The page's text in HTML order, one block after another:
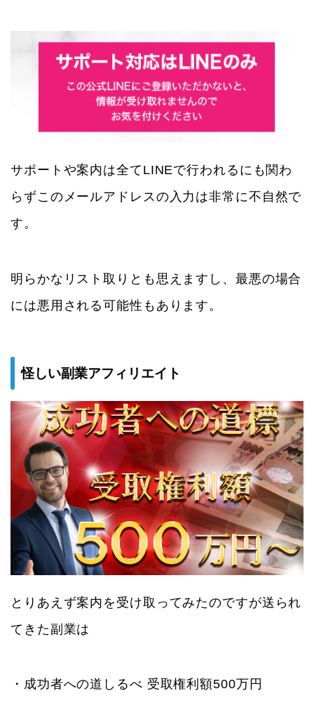
サポートや案内は全てLINEで行われるにも関わ
らずこのメールアドレスの入力は非常に不自然で
す。
明らかなリスト取りとも思えますし、最悪の場合
には悪用される可能性もあります。
怪しい副業アフィリエイト
とりあえず案内を受け取ってみたのですが送られ
てきた副業は
・成功者への道しるべ 受取権利額500万円